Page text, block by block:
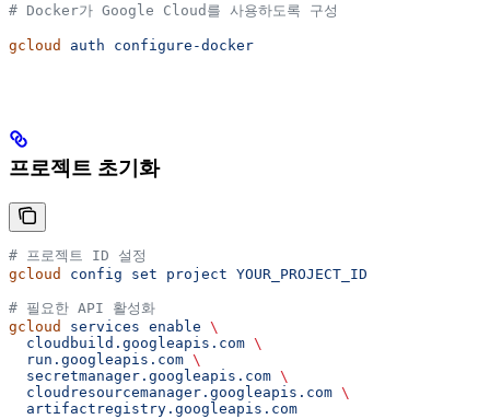
# Docker가 Google Cloud를 사용하도록 구성
gcloud auth configure-docker
프로젝트 초기화
# 프로젝트 ID 설정
gcloud
config set project YOUR_PROJECT_ID
# 필요한 API 활성화
gcloud
services enable \
  cloudbuild.googleapis.com
\
  run.googleapis.com
\
  secretmanager.googleapis.com
\
  cloudresourcemanager.googleapis.com
\
  artifactregistry.googleapis.com